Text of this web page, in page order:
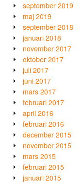
september 2019
maj 2019
september 2018
januari 2018
november 2017
oktober 2017
juli 2017
juni 2017
mars 2017
februari 2017
april 2016
februari 2016
december 2015
november 2015
mars 2015
februari 2015
januari 2015